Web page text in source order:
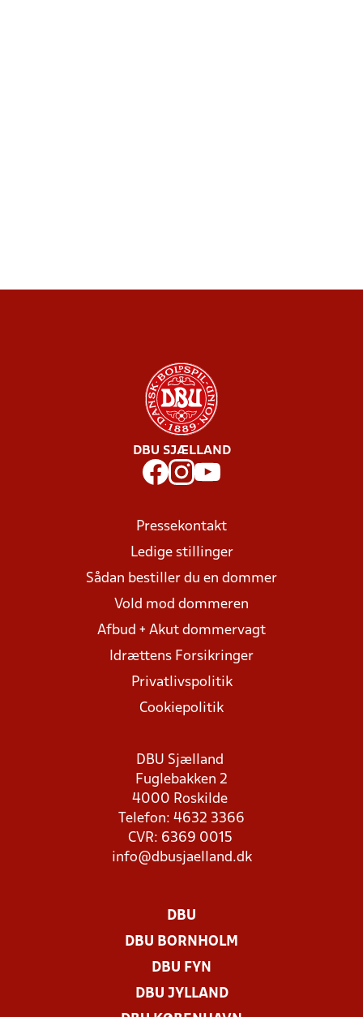
DBU SJÆLLAND
Pressekontakt
Ledige stillinger
Sådan bestiller du en dommer
Vold mod dommeren
Afbud + Akut dommervagt
Idrættens Forsikringer
Privatlivspolitik
Cookiepolitik
DBU Sjælland
Fuglebakken 2
4000 Roskilde
Telefon: 4632 3366
CVR: 6369 0015
info@dbusjaelland.dk
DBU
DBU BORNHOLM
DBU FYN
DBU JYLLAND